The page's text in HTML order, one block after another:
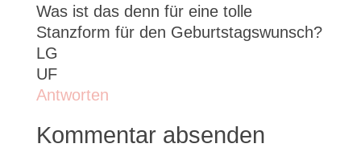
Was ist das denn für eine tolle
Stanzform für den Geburtstagswunsch?
LG
UF
Antworten
Kommentar absenden